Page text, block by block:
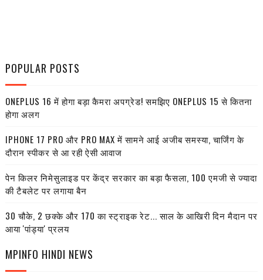
POPULAR POSTS
ONEPLUS 16 में होगा बड़ा कैमरा अपग्रेड! समझिए ONEPLUS 15 से कितना
होगा अलग
IPHONE 17 PRO और PRO MAX में सामने आई अजीब समस्या, चार्जिंग के
दौरान स्पीकर से आ रही ऐसी आवाज
पेन किलर निमेसुलाइड पर केंद्र सरकार का बड़ा फैसला, 100 एमजी से ज्यादा
की टैबलेट पर लगाया बैन
30 चौके, 2 छक्के और 170 का स्ट्राइक रेट... साल के आखिरी दिन मैदान पर
आया 'पांड्या' प्रलय
MPINFO HINDI NEWS